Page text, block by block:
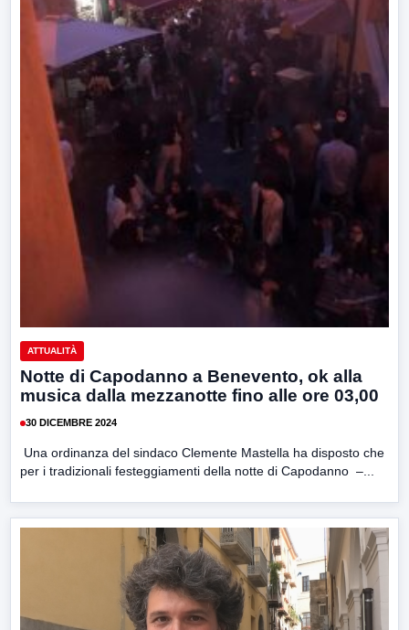
ATTUALITÀ
Notte di Capodanno a Benevento, ok alla
musica dalla mezzanotte fino alle ore 03,00
30 DICEMBRE 2024
Una ordinanza del sindaco Clemente Mastella ha disposto che
per i tradizionali festeggiamenti della notte di Capodanno –...